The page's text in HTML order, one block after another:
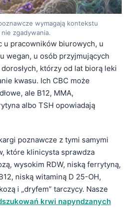
wymagają kontekstu
zgadywania.
u pracowników biurowych, u
wegan, u osób przyjmujących
którzy od lat biorą leki
kwasu. Ich CBC może
ale B12, MMA,
albo TSH opowiadają
poznawcze z tymi samymi
które klinicysta sprawdza
wysokim RDW, niską ferrytyną,
niską witaminą D 25-OH,
i „dryfem” tarczycy. Nasze
krwi napyndzanych